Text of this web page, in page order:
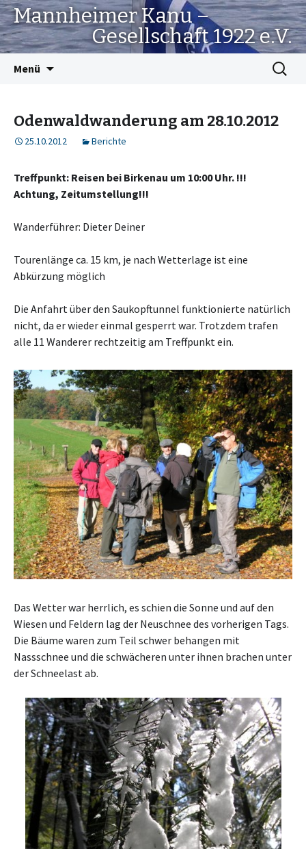
Mannheimer Kanu –
Gesellschaft 1922 e.V.
Menü
Suchen
nach:
Odenwaldwanderung am 28.10.2012
25.10.2012 Berichte
Treffpunkt: Reisen bei Birkenau um 10:00 Uhr. !!!
Achtung, Zeitumstellung!!!
Wanderführer: Dieter Deiner
Tourenlänge ca. 15 km, je nach Wetterlage ist eine
Abkürzung möglich
Die Anfahrt über den Saukopftunnel funktionierte natürlich
nicht, da er wieder einmal gesperrt war. Trotzdem trafen
alle 11 Wanderer rechtzeitig am Treffpunkt ein.
Das Wetter war herrlich, es schien die Sonne und auf den
Wiesen und Feldern lag der Neuschnee des vorherigen Tags.
Die Bäume waren zum Teil schwer behangen mit
Nassschnee und die schwächeren unter ihnen brachen unter
der Schneelast ab.